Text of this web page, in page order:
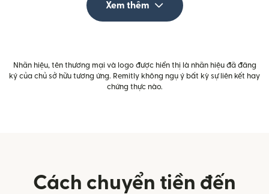
Xem thêm
Nhãn hiệu, tên thương mại và logo được hiển thị là nhãn hiệu đã đăng
ký của chủ sở hữu tương ứng. Remitly không ngụ ý bất kỳ sự liên kết hay
chứng thực nào.
Cách chuyển tiền đến